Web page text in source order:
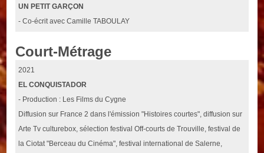
UN PETIT GARÇON
- Co-écrit avec Camille TABOULAY
Court-Métrage
2021
EL CONQUISTADOR
- Production : Les Films du Cygne
Diffusion sur France 2 dans l'émission "Histoires courtes", diffusion sur
Arte Tv culturebox, sélection festival Off-courts de Trouville, festival de
la Ciotat "Berceau du Cinéma", festival international de Salerne,